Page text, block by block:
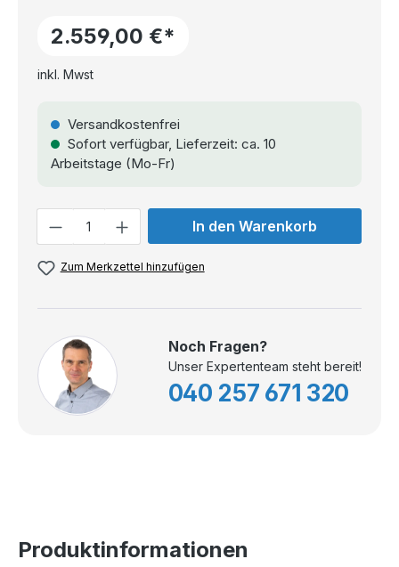
2.559,00 €*
inkl. Mwst
Versandkostenfrei
Sofort verfügbar, Lieferzeit: ca. 10
Arbeitstage (Mo-Fr)
In den Warenkorb
Zum Merkzettel hinzufügen
Noch Fragen?
Unser Expertenteam steht bereit!
040 257 671 320
Produktinformationen